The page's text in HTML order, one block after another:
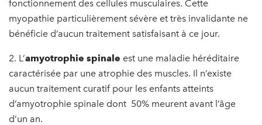
fonctionnement des cellules musculaires. Cette
myopathie particulièrement sévère et très invalidante ne
bénéficie d’aucun traitement satisfaisant à ce jour.
2. L’amyotrophie spinale est une maladie héréditaire
caractérisée par une atrophie des muscles. Il n’existe
aucun traitement curatif pour les enfants atteints
d’amyotrophie spinale dont 50% meurent avant l’âge
d’un an.